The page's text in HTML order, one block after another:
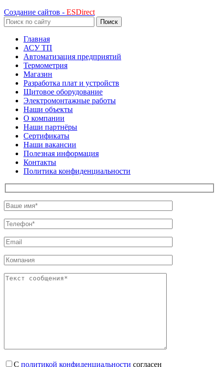
Создание сайтов - ESDirect
Поиск
Главная
АСУ ТП
Автоматизация предприятий
Термометрия
Магазин
Разработка плат и устройств
Щитовое оборудование
Электромонтажные работы
Наши объекты
О компании
Наши партнёры
Сертификаты
Наши вакансии
Полезная информация
Контакты
Политика конфиденциальности
С политикой конфиденциальности согласен